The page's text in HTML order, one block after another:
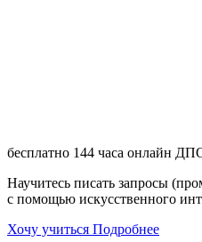
бесплатно 144 часа онлайн
Научитесь писать запросы
с помощью искусственного
Хочу учиться Подробнее